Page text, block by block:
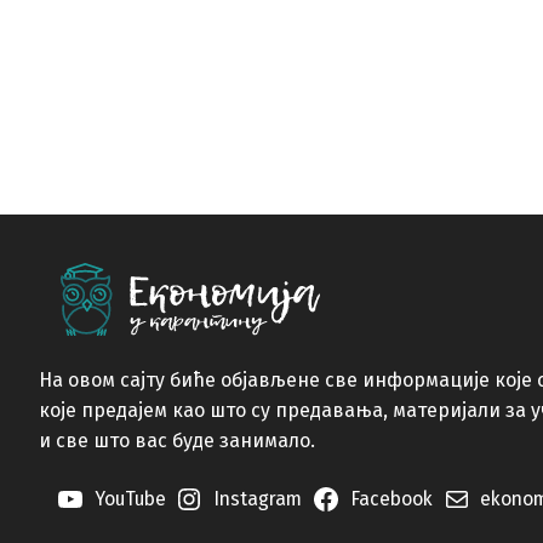
На овом сајту биће објављене све информације које
које предајем као што су предавања, материјали
и све што вас буде занимало.
YouTube Instagram Facebook